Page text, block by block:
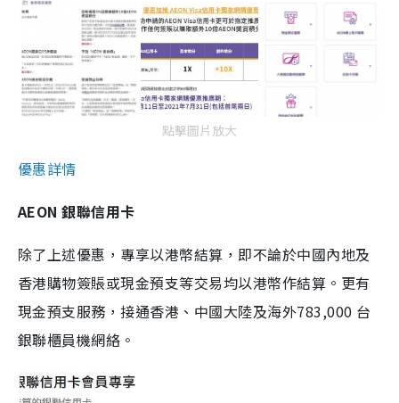
點擊圖片放大
優惠詳情
AEON 銀聯信用卡
除了上述優惠，專享以港幣結算，即不論於中國內地及
香港購物簽賬或現金預支等交易均以港幣作結算。更有
現金預支服務，接通香港、中國大陸及海外783,000 台
銀聯櫃員機網絡。